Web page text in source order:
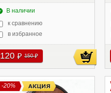
В наличии
к сравнению
в избранное
120 руб 150руб
-20%